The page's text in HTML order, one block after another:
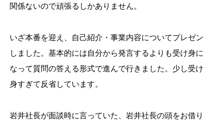
関係ないので頑張るしかありません。
いざ本番を迎え、自己紹介・事業内容についてプレゼン
しました。基本的には自分から発言するよりも受け身に
なって質問の答える形式で進んで行きました。少し受け
身すぎて反省しています。
岩井社長が面談時に言っていた、岩井社長の頭をお借り